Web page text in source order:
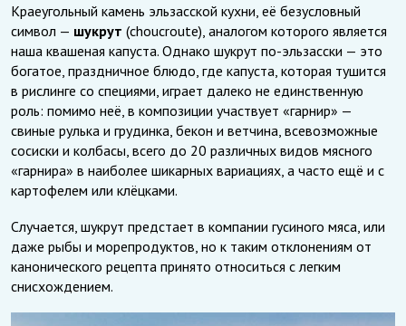
Краеугольный камень эльзасской кухни, её безусловный
символ — шукрут (choucroute), аналогом которого является
наша квашеная капуста. Однако шукрут по-эльзасски — это
богатое, праздничное блюдо, где капуста, которая тушится
в рислинге со специями, играет далеко не единственную
роль: помимо неё, в композиции участвует «гарнир» —
свиные рулька и грудинка, бекон и ветчина, всевозможные
сосиски и колбасы, всего до 20 различных видов мясного
«гарнира» в наиболее шикарных вариациях, а часто ещё и с
картофелем или клёцками.
Случается, шукрут предстает в компании гусиного мяса, или
даже рыбы и морепродуктов, но к таким отклонениям от
канонического рецепта принято относиться с легким
снисхождением.